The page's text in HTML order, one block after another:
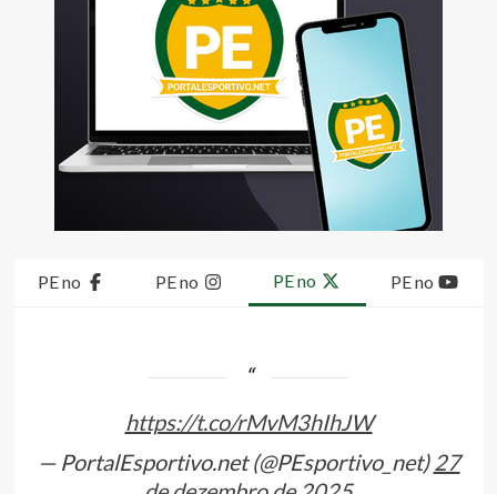
PE no PE no PE no PE no
https://t.co/rMvM3hIhJW
— PortalEsportivo.net (@PEsportivo_net)27